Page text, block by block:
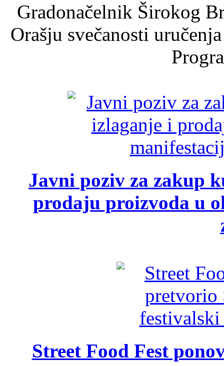
Gradonačelnik Širokog
Orašju svečanosti
Javni poziv za zakup
prodaju proizvoda u
Street Food Fest